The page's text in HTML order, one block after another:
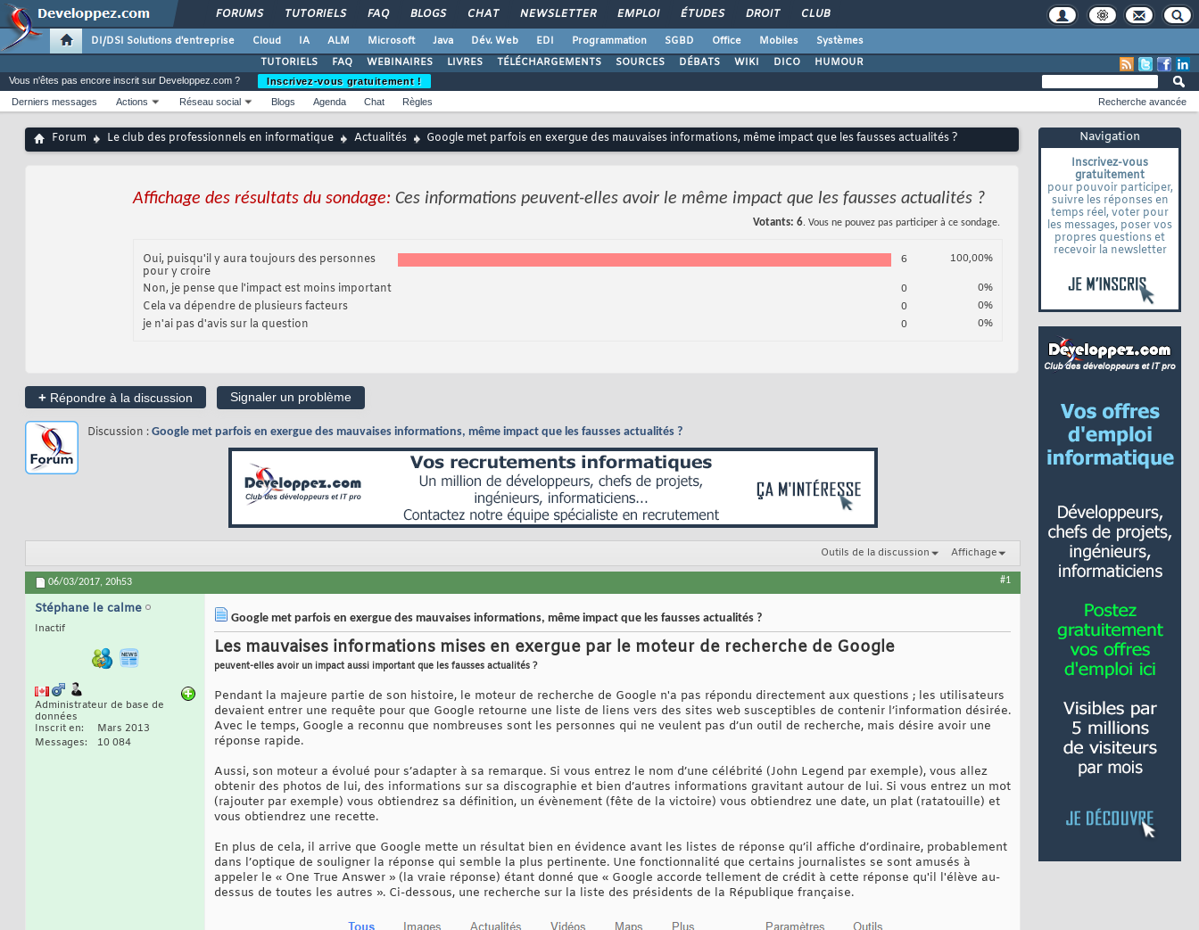
FORUMS TUTORIELS FAQ BLOGS CHAT NEWSLETTER EMPLOI ÉTUDES DROIT CLUB
DI/DSI Solutions d'entreprise Cloud IA ALM Microsoft Java Dév. Web EDI Programmation SGBD Office Mobiles
Systèmes
TUTORIELS
FAQ WEBINAIRES LIVRES TÉLÉCHARGEMENTS SOURCES DÉBATS WIKI DICO HUMOUR
Navigation
Inscrivez-vous
gratuitement
pour pouvoir participer,
suivre les réponses en
temps réel, voter pour
les messages, poser vos
propres questions et
recevoir la newsletter
Vous n'êtes pas encore inscrit sur Developpez.com ?
Inscrivez-vous gratuitement !
Derniers messages
Actions Réseau social Blogs Agenda Chat Règles Recherche avancée
Forum Le club des professionnels en informatique Actualités Google met parfois en exergue des mauvaises informations, même impact que les fausses actualités ?
Affichage des résultats du sondage: Ces informations peuvent-elles avoir le même impact que les fausses actualités ?
Votants 6. Vous ne pouvez pas participer à ce sondage.
Oui, puisqu'il y aura toujours des personnes
pour y croire
6 100,00%
Non, je pense que l'impact est moins important 0 0%
Cela va dépendre de plusieurs facteurs 0 0%
je n'ai pas d'avis sur la question 0 0%
+ Répondre à la discussion Signaler un problème
Discussion : Google met parfois en exergue des mauvaises informations, même impact que les fausses actualités ?
Outils de la discussion Affichage
06/03/2017, 20h53 #1
Stéphane le calme
Inactif
Administrateur de base de
données
Inscrit en
Mars 2013
Messages
10 084
Google met parfois en exergue des mauvaises informations, même impact que les fausses actualités ?
Les mauvaises informations mises en exergue par le moteur de recherche de Google
peuvent-elles avoir un impact aussi important que les fausses actualités ?
Pendant la majeure partie de son histoire, le moteur de recherche de Google n'a pas répondu directement aux questions ; les utilisateurs
devaient entrer une requête pour que Google retourne une liste de liens vers des sites web susceptibles de contenir l’information désirée.
Avec le temps, Google a reconnu que nombreuses sont les personnes qui ne veulent pas d’un outil de recherche, mais désire avoir une
réponse rapide.
Aussi, son moteur a évolué pour s’adapter à sa remarque. Si vous entrez le nom d’une célébrité (John Legend par exemple), vous allez
obtenir des photos de lui, des informations sur sa discographie et bien d’autres informations gravitant autour de lui. Si vous entrez un mot
(rajouter par exemple) vous obtiendrez sa définition, un évènement (fête de la victoire) vous obtiendrez une date, un plat (ratatouille) et
vous obtiendrez une recette.
En plus de cela, il arrive que Google mette un résultat bien en évidence avant les listes de réponse qu’il affiche d’ordinaire, probablement
dans l’optique de souligner la réponse qui semble la plus pertinente. Une fonctionnalité que certains journalistes se sont amusés à
appeler le « One True Answer » (la vraie réponse) étant donné que « Google accorde tellement de crédit à cette réponse qu'il l'élève au-
dessus de toutes les autres ». Ci-dessous, une recherche sur la liste des présidents de la République française.